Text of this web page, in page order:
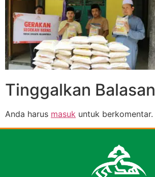
Tinggalkan Balasan
Anda harus masuk untuk berkomentar.